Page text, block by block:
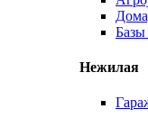
Нежилая